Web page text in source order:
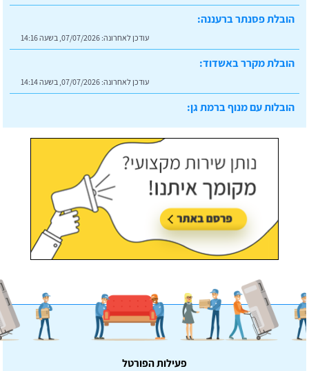
הובלת פסנתר ברעננה:
עודכן לאחרונה: 07/07/2026, בשעה 14:16
הובלת מקרר באשדוד:
עודכן לאחרונה: 07/07/2026, בשעה 14:14
הובלות עם מנוף ברמת גן:
עודכן לאחרונה:07/07/2026, בשעה 14:23
פעילות הפורטל